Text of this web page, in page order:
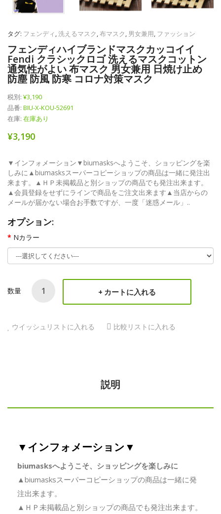
タグ: フェンディ ,洗えるマスク,布マスク, 男女兼用, ファッション
フェンディハイブランドマスクカッコイイ
Fendi クラシックロゴ 洗えるマスクコットン
通気性がよい 布マスク 男女兼用 日焼け止め
防塵 防風 防寒 コロナ対策マスク
税別: ¥3,190
品番: BIU-X-KOU-52691
在庫: 在庫あり
¥3,190
▼インフォメーション▼biumasksへようこそ、ショッピングを楽
しみに▲biumasksスーパーコピーショップの商品は一緒に発注出
来ます。▲ＨＰ未掲載品と別ショップの商品でも発注出来ます。
▲会員登録をせずにラインで商品をご注文出来ます▲当店からの
メールが届かない場合お手数ですが、一度「迷惑メール」..
オプション:
Nカラー
数量 カートに入れる
ウイッシュリストに入れる 比較リストに入れる
説明
▼インフォメーション▼
biumasksへようこそ、ショッピングを楽しみに
▲biumasksスーパーコピーショップの商品は一緒に発
注出来ます。
▲ＨＰ未掲載品と別ショップの商品でも発注出来ます。